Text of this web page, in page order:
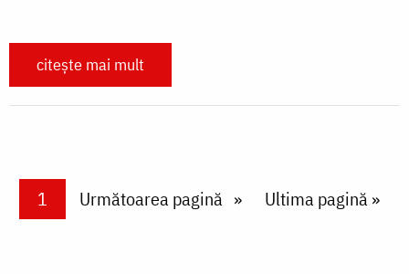
citește mai mult
PaginareCurrent page
1 Next page
Următoarea pagină Last page
Ultima pagină »